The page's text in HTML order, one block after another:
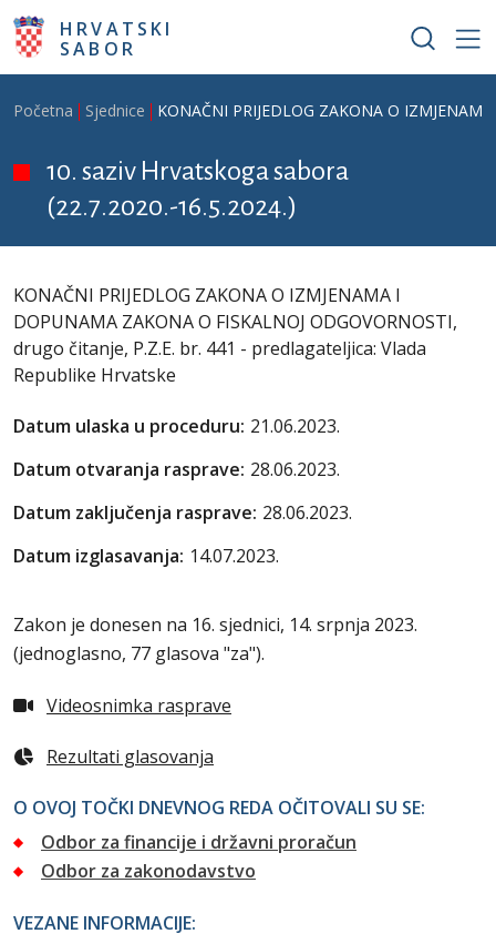
Skoči na glavni sadržaj
HRVATSKI
SABOR
Breadcrumb
Početna Sjednice KONAČNI PRIJEDLOG ZAKONA O
10. saziv Hrvatskoga sabora
(22.7.2020.-16.5.2024.)
KONAČNI PRIJEDLOG ZAKONA O IZMJENAMA I
DOPUNAMA ZAKONA O FISKALNOJ ODGOVORNOSTI,
drugo čitanje, P.Z.E. br. 441 - predlagateljica: Vlada
Republike Hrvatske
Datum ulaska u proceduru: 21.06.2023.
Datum otvaranja rasprave: 28.06.2023.
Datum zaključenja rasprave: 28.06.2023.
Datum izglasavanja: 14.07.2023.
Zakon je donesen na 16. sjednici, 14. srpnja 2023.
(jednoglasno, 77 glasova "za").
Videosnimka rasprave
Rezultati glasovanja
O OVOJ TOČKI DNEVNOG REDA OČITOVALI SU SE:
Odbor za financije i državni proračun
Odbor za zakonodavstvo
VEZANE INFORMACIJE: